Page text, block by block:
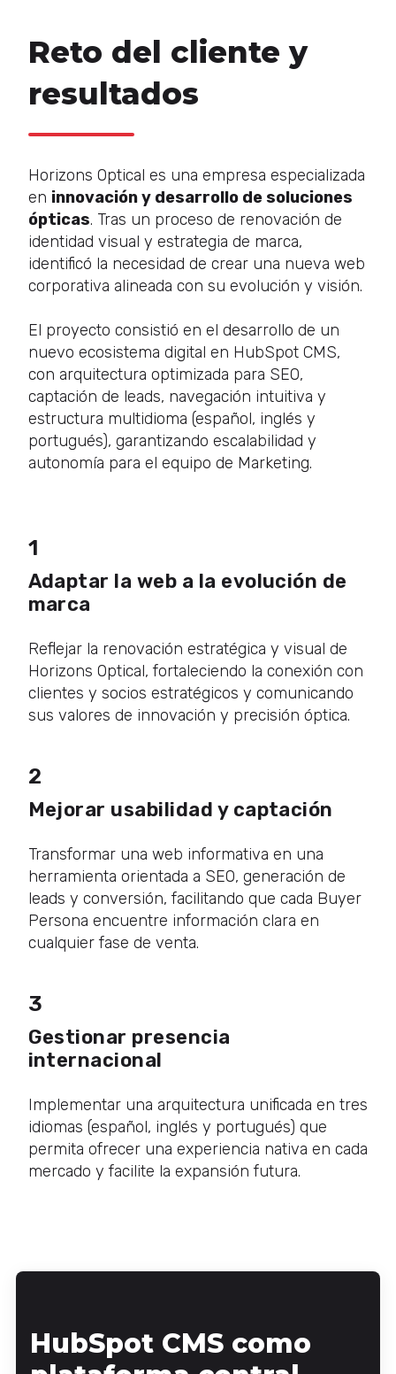
Reto del cliente y
resultados
Horizons Optical es una empresa especializada
en innovación y desarrollo de soluciones
ópticas. Tras un proceso de renovación de
identidad visual y estrategia de marca,
identificó la necesidad de crear una nueva web
corporativa alineada con su evolución y visión.
El proyecto consistió en el desarrollo de un
nuevo ecosistema digital en HubSpot CMS,
con arquitectura optimizada para SEO,
captación de leads, navegación intuitiva y
estructura multidioma (español, inglés y
portugués), garantizando escalabilidad y
autonomía para el equipo de Marketing.
1
Adaptar la web a la evolución de
marca
Reflejar la renovación estratégica y visual de
Horizons Optical, fortaleciendo la conexión con
clientes y socios estratégicos y comunicando
sus valores de innovación y precisión óptica.
2
Mejorar usabilidad y captación
Transformar una web informativa en una
herramienta orientada a SEO, generación de
leads y conversión, facilitando que cada Buyer
Persona encuentre información clara en
cualquier fase de venta.
3
Gestionar presencia
internacional
Implementar una arquitectura unificada en tres
idiomas (español, inglés y portugués) que
permita ofrecer una experiencia nativa en cada
mercado y facilite la expansión futura.
HubSpot CMS como